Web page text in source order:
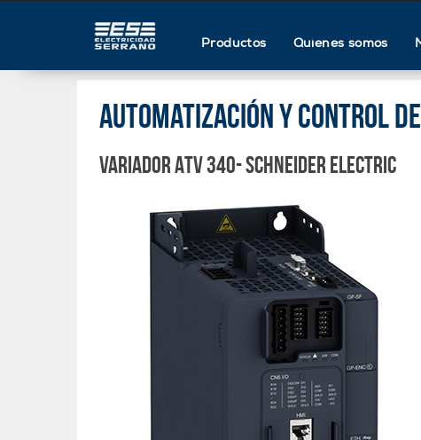
Productos Quienes somos
Automatización y control
Variador ATV 340- Schneider Electric